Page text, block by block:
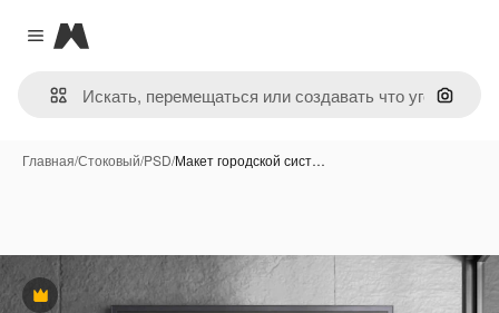
Close menu
Magnific
Поиск
Главная/Стоковый/PSD/Макет городской сист…
Премиум